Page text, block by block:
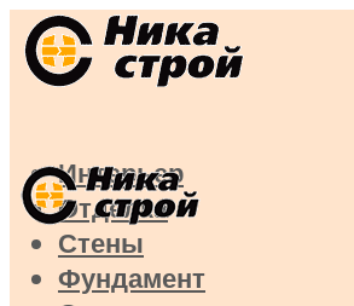
Интерьер
Отделка
Стены
Фундамент